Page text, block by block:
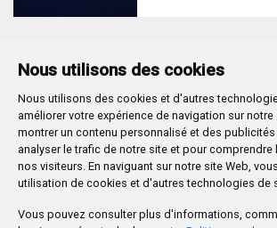
Nous utilisons des cookies
Nous utilisons des cookies et d'autres
améliorer votre expérience de navigation sur
montrer un contenu personnalisé et des
analyser le trafic de notre site et pour comprendre
nos visiteurs. En naviguant sur notre site Web,
utilisation de cookies et d'autres technologies de
Vous pouvez consulter plus d'informations,
Plaza Mayor 1- 09071
947 288 800 CIF: P-
CONTACTO | AVISOS, QUEJAS Y
CANAL DE DENUNCIAS
MAPA WEB
PROMUEVE BURGOS